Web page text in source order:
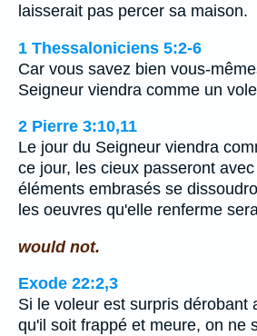
laisserait pas percer sa maison.
1 Thessaloniciens 5:2-6
Car vous savez bien vous-
Seigneur viendra comme un
2 Pierre 3:10,11
Le jour du Seigneur viendra
ce jour, les cieux passeront
éléments embrasés se
les oeuvres qu'elle renferme
would not.
Exode 22:2,3
Si le voleur est surpris dérobant
qu'il soit frappé et meure, on ne